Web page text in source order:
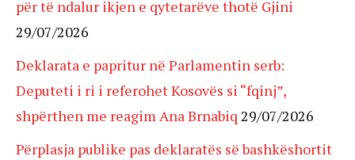
për të ndalur ikjen e qytetarëve thotë Gjini
29/07/2026
Deklarata e papritur në Parlamentin serb:
Deputeti i ri i referohet Kosovës si “fqinj”,
shpërthen me reagim Ana Brnabiq 29/07/2026
Përplasja publike pas deklaratës së bashkëshortit